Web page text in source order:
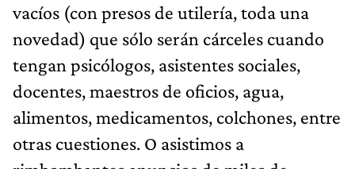
vacíos (con presos de utilería, toda una
novedad) que sólo serán cárceles cuando
tengan psicólogos, asistentes sociales,
docentes, maestros de oficios, agua,
alimentos, medicamentos, colchones, entre
otras cuestiones. O asistimos a